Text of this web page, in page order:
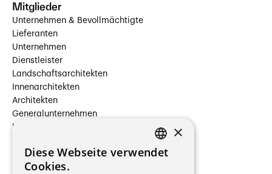
Mitglieder
Unternehmen & Bevollmächtigte
Lieferanten
Unternehmen
Dienstleister
Landschaftsarchitekten
Innenarchitekten
Architekten
Generalunternehmen
Beauftragte Unternehmen
Hersteller/Lieferanten
Bauherrschaften
FRENCH
×
Diese Webseite verwendet
Cookies.